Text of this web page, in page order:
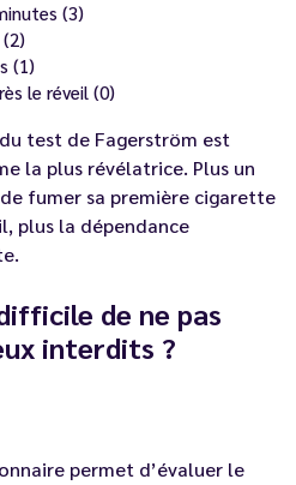
(3)
(1)
le réveil (0)
test de Fagerström est
la plus révélatrice. Plus un
fumer sa première cigarette
plus la dépendance
de ne pas
interdits ?
permet d’évaluer le